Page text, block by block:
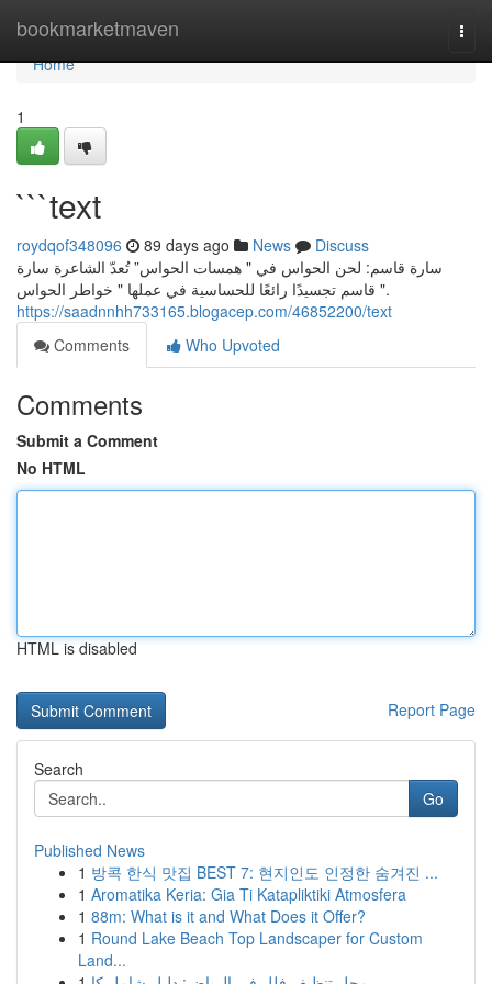
bookmarketmaven
Home
Home
1
```text
roydqof348096 89 days ago News
Discuss
سارة قاسم: لحن الحواس في " همسات الحواس” تُعدّ الشاعرة سارة
قاسم تجسيدًا رائعًا للحساسية في عملها " خواطر الحواس ".
https://saadnnhh733165.blogacep.com/46852200/text
Comments
Who Upvoted
Comments
Submit a Comment
No HTML
HTML is disabled
Report Page
Search
Go
Published News
1 방콕 한식 맛집 BEST 7: 현지인도 인정한 숨겨진 ...
1 Aromatika Keria: Gia Ti Katapliktiki Atmosfera
1 88m: What is it and What Does it Offer?
1 Round Lake Beach Top Landscaper for Custom
Land...